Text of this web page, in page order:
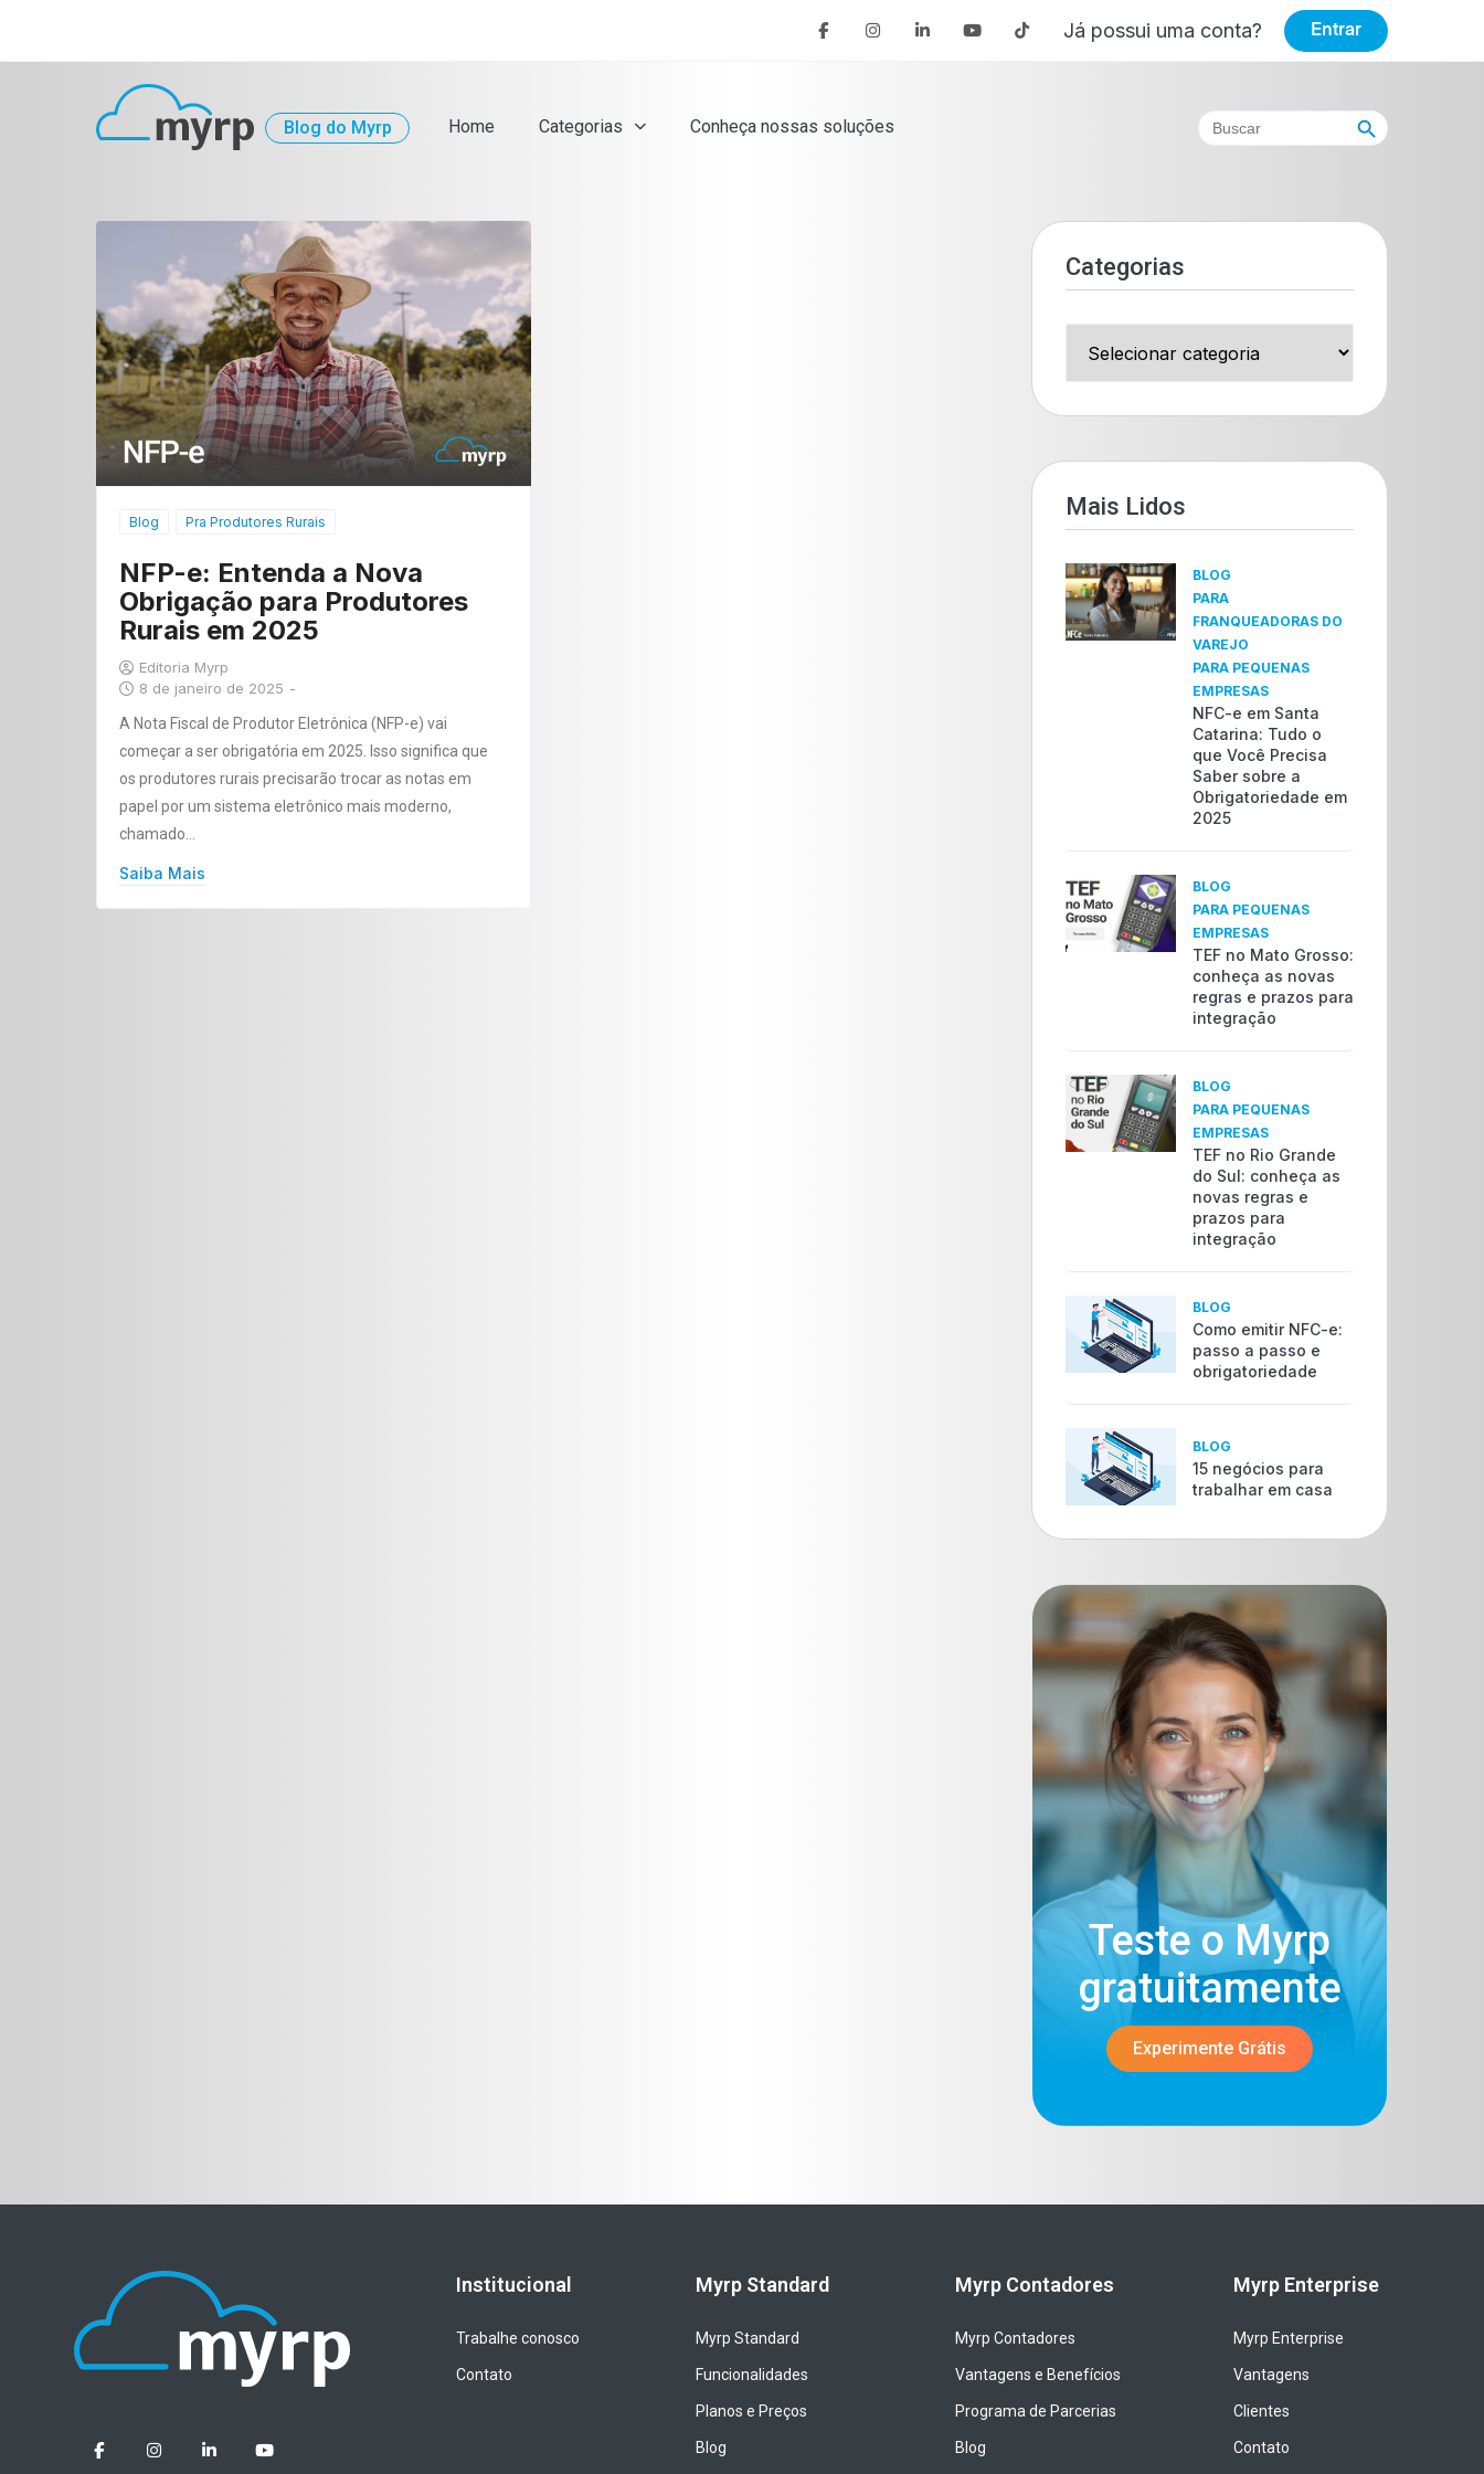
Já possui uma conta? Entrar
Blog do Myrp Home Categorias Conheça nossas soluções
Search
for:
Search Button
Blog Pra Produtores Rurais
NFP-e: Entenda a Nova
Obrigação para Produtores
Rurais em 2025
Editoria Myrp
8 de janeiro de 2025 -
A Nota Fiscal de Produtor Eletrônica (NFP-e) vai
começar a ser obrigatória em 2025. Isso significa que
os produtores rurais precisarão trocar as notas em
papel por um sistema eletrônico mais moderno,
chamado…
Saiba Mais
Categorias
Mais Lidos​
BLOG
PARA
FRANQUEADORAS DO
VAREJO
PARA PEQUENAS
EMPRESAS
NFC-e em Santa
Catarina: Tudo o
que Você Precisa
Saber sobre a
Obrigatoriedade em
2025
BLOG
PARA PEQUENAS
EMPRESAS
TEF no Mato Grosso:
conheça as novas
regras e prazos para
integração
BLOG
PARA PEQUENAS
EMPRESAS
TEF no Rio Grande
do Sul: conheça as
novas regras e
prazos para
integração
BLOG
Como emitir NFC-e:
passo a passo e
obrigatoriedade
BLOG
15 negócios para
trabalhar em casa
Teste o Myrp
gratuitamente​
Experimente Grátis
Institucional
Trabalhe conosco
Contato
Myrp Standard
Myrp Standard
Funcionalidades
Planos e Preços
Blog
Myrp Contadores
Myrp Contadores
Vantagens e Benefícios
Programa de Parcerias
Blog
Myrp Enterprise
Myrp Enterprise
Vantagens
Clientes
Contato